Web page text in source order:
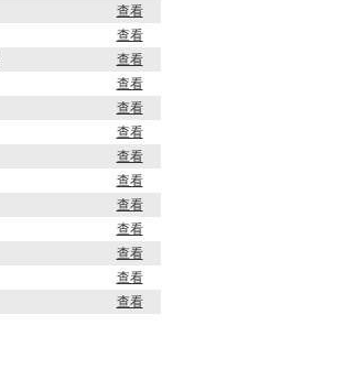
查看
查看
查看
查看
查看
查看
查看
查看
查看
查看
查看
查看
查看